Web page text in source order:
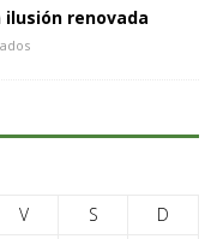
ilusión renovada
V S
D